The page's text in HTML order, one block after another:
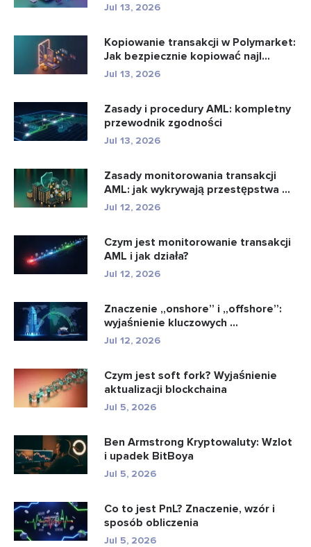
Jul 13, 2026
Kopiowanie transakcji w Polymarket:
Jak bezpiecznie kopiować najl...
Jul 13, 2026
Zasady i procedury AML: kompletny
przewodnik zgodności
Jul 13, 2026
Zasady monitorowania transakcji
AML: jak wykrywają przestępstwa ...
Jul 12, 2026
Czym jest monitorowanie transakcji
AML i jak działa?
Jul 12, 2026
Znaczenie „onshore” i „offshore”:
wyjaśnienie kluczowych ...
Jul 12, 2026
Czym jest soft fork? Wyjaśnienie
aktualizacji blockchaina
Jul 5, 2026
Ben Armstrong Kryptowaluty: Wzlot
i upadek BitBoya
Jul 5, 2026
Co to jest PnL? Znaczenie, wzór i
sposób obliczenia
Jul 5, 2026